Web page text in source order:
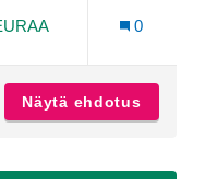
0
Näytä ehdotus